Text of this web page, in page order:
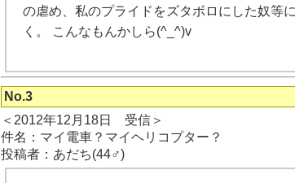
の虐め、私のプライドをズタボロにした奴等
く。 こんなもんかしら(^_^)v
No.3
＜2012年12月18日 受信＞
件名：マイ電車？マイヘリコプター？
投稿者：あだち(44♂)